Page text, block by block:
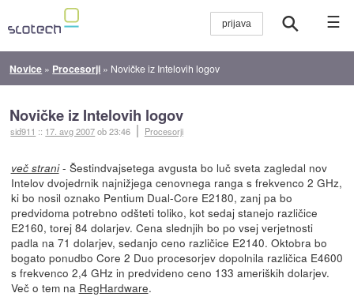
☰
Novice » Procesorji » Novičke iz Intelovih logov
Novičke iz Intelovih logov
sid911 :: 17. avg 2007ob 23:46 Procesorji
več strani- Šestindvajsetega avgusta bo luč sveta zagledal nov
Intelov dvojedrnik najnižjega cenovnega ranga s frekvenco 2 GHz,
ki bo nosil oznako Pentium Dual-Core E2180, zanj pa bo
predvidoma potrebno odšteti toliko, kot sedaj stanejo različice
E2160, torej 84 dolarjev. Cena slednjih bo po vsej verjetnosti
padla na 71 dolarjev, sedanjo ceno različice E2140. Oktobra bo
bogato ponudbo Core 2 Duo procesorjev dopolnila različica E4600
s frekvenco 2,4 GHz in predvideno ceno 133 ameriških dolarjev.
Več o tem na RegHardware.